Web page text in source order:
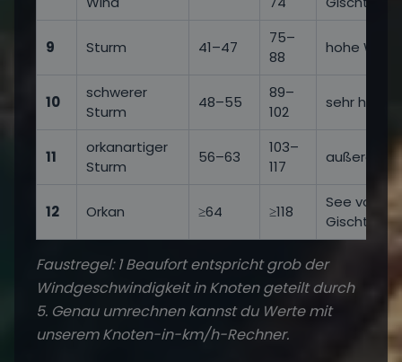
9 Sturm 41–47
75–
88
hohe
10
schwerer
Sturm
48–55
89–
102
sehr hohe
11
orkanartiger
Sturm
56–63
103–
117
12 Orkan ≥64 ≥118
See
Gischt
Faustregel: 1 Beaufort entspricht grob der
Windgeschwindigkeit in Knoten geteilt durch
5. Genau umrechnen kannst du Werte mit
unseremKnoten-in-km/h-Rechner.